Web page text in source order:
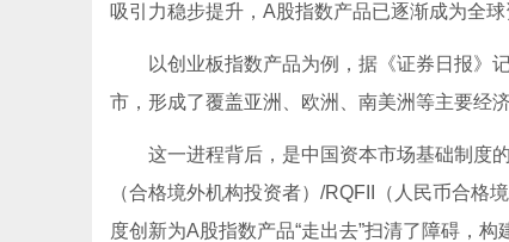
吸引力稳步提升，A股指数产品已逐渐成为全
以创业板指数产品为例，据《证券日报》
市，形成了覆盖亚洲、欧洲、南美洲等主要经
这一进程背后，是中国资本市场基础制度
（合格境外机构投资者）/RQFII（人民币合格
度创新为A股指数产品“走出去”扫清了障碍，